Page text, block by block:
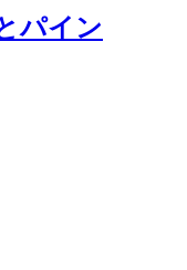
パイン